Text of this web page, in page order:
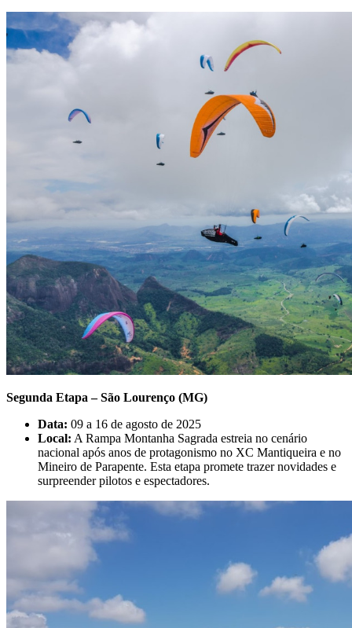
Segunda Etapa – São Lourenço (MG)
Data: 09 a 16 de agosto de 2025
Local: A Rampa Montanha Sagrada estreia no cenário
nacional após anos de protagonismo no XC Mantiqueira e no
Mineiro de Parapente. Esta etapa promete trazer novidades e
surpreender pilotos e espectadores.